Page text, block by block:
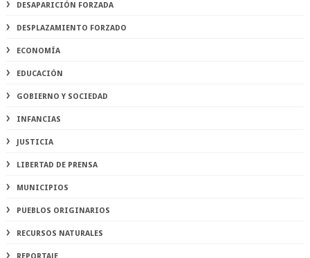
DESAPARICIÓN FORZADA
DESPLAZAMIENTO FORZADO
ECONOMÍA
EDUCACIÓN
GOBIERNO Y SOCIEDAD
INFANCIAS
JUSTICIA
LIBERTAD DE PRENSA
MUNICIPIOS
PUEBLOS ORIGINARIOS
RECURSOS NATURALES